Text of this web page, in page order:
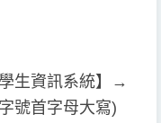
生資訊系統】→
號首字母大寫)